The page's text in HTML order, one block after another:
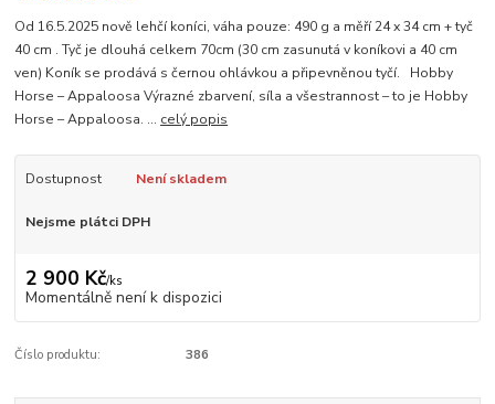
Od 16.5.2025 nově lehčí koníci, váha pouze: 490 g a měří 24 x 34 cm + tyč
40 cm . Tyč je dlouhá celkem 70cm (30 cm zasunutá v koníkovi a 40 cm
ven) Koník se prodává s černou ohlávkou a připevněnou tyčí. Hobby
Horse – Appaloosa Výrazné zbarvení, síla a všestrannost – to je Hobby
Horse – Appaloosa. ... celý popis
Dostupnost Není skladem
Nejsme plátci DPH
2 900 Kč/ks
Momentálně není k dispozici
Číslo produktu: 386